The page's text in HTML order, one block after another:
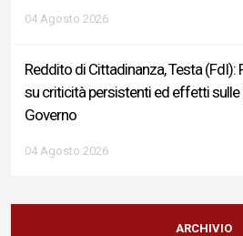
04 Agosto 2026
Reddito di Cittadinanza, Testa
su criticità persistenti ed effetti sulle
Governo
04 Agosto 2026
Sigismondi, Liris e Testa:
Ministro Roccella e alla sua famiglia”
ARCHIVIO